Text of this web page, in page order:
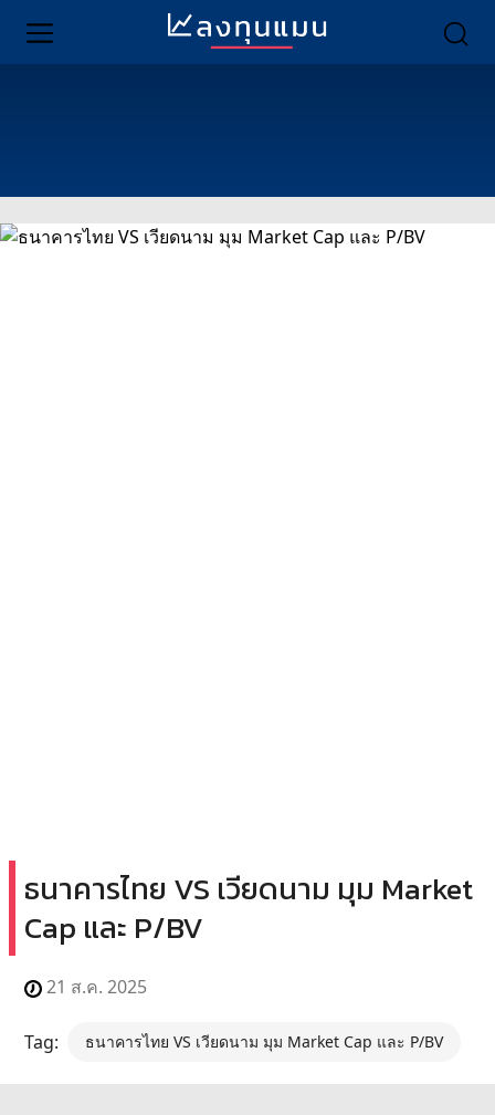
ธนาคารไทย VS เวียดนาม มุม Market
Cap และ P/BV
21 ส.ค. 2025
Tag: ธนาคารไทย VS เวียดนาม มุม Market Cap และ P/BV